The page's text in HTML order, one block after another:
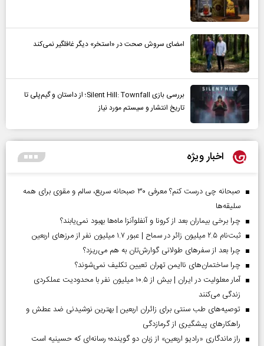
امضای سروش صحت در «استخر» دیگر غافلگیر نمی‌کند
بررسی بازی Silent Hill: Townfall؛ از داستان و گیم‌پلی تا
تاریخ انتشار و سیستم مورد نیاز
اخبار ویژه
صبحانه چی درست کنم؟ معرفی ۳۰ صبحانه سریع، سالم و مقوی برای همه
سلیقه‌ها
چرا برخی بیماران بعد از کرونا و آنفلوآنزا ماه‌ها بهبود نمی‌یابند؟
ثبت‌نام ۲.۵ میلیون زائر در سماح | عبور ۱.۷ میلیون نفر از مرز‌های اربعین
چرا بعد از سفرهای طولانی گوارش‌تان به هم می‌ریزد؟
چرا ساختمان‌های ناایمن تهران تعیین تکلیف نمی‌شوند؟
آمار معلولیت در ایران | بیش از ۱۰.۵ میلیون نفر با محدودیت عملکردی
زندگی می‌کنند
توصیه‌های طب سنتی برای زائران اربعین | بهترین نوشیدنی ضد عطش و
راهکارهای پیشگیری از گرمازدگی
راز ماندگاری «رادیو اربعین» از زبان دو گوینده؛ رسانه‌ای که حسینیه است